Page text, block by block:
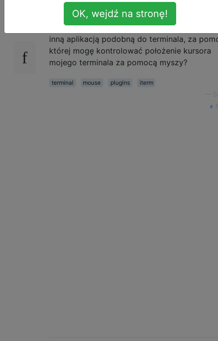
Przez większość czasu pracuję na terminalu.
Czy istnieje aplikacja / wtyczka nad iTerm lub
inną aplikacją podobną do terminala, za
której mogę kontrolować położenie kursora
mojego terminala za pomocą myszy?
terminal mouse plugins
iterm
OK, wejdź na stronę!